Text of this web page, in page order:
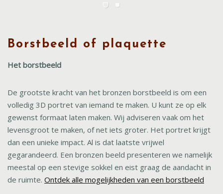
Borstbeeld of plaquette
Het borstbeeld
De grootste kracht van het bronzen borstbeeld is om een
volledig 3D portret van iemand te maken. U kunt ze op elk
gewenst formaat laten maken. Wij adviseren vaak om het
levensgroot te maken, of net iets groter. Het portret krijgt
dan een unieke impact. Al is dat laatste vrijwel
gegarandeerd. Een bronzen beeld presenteren we namelijk
meestal op een stevige sokkel en eist graag de aandacht in
de ruimte. Ontdek alle mogelijkheden van een borstbeeld